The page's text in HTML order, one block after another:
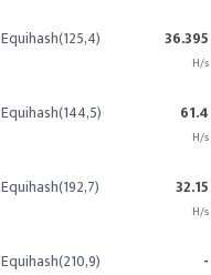
Equihash(125,4) 36.395
H/s
Equihash(144,5) 61.4
H/s
Equihash(192,7) 32.15
H/s
Equihash(210,9) -